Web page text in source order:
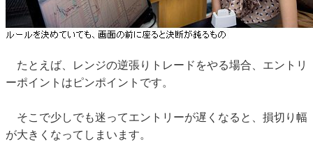
たとえば、レンジの逆張りトレードをやる場合、エントリ
ーポイントはピンポイントです。
そこで少しでも迷ってエントリーが遅くなると、損切り幅
が大きくなってしまいます。